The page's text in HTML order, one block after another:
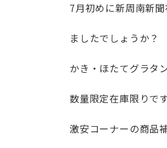
7月初めに新周南新
ましたでしょうか？
かき・ほたてグラタ
数量限定在庫限りで
激安コーナーの商品